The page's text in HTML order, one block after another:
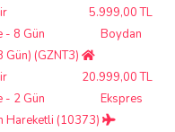
5.999,00 TL
- 8 Gün
Boydan
(GZNT3)
20.999,00 TL
- 2 Gün
Ekspres
Hareketli (10373)